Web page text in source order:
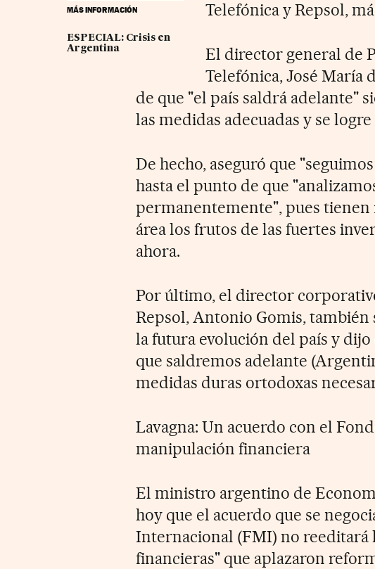
MÁS INFORMACIÓN
ESPECIAL: Crisis en
Argentina
Telefónica y Repsol,
El director general de
Telefónica, José María
de que "el país saldrá adelante"
las medidas adecuadas y se
De hecho, aseguró que
hasta el punto de que
permanentemente", pues
área los frutos de las fuertes
ahora.
Por último, el director
Repsol, Antonio Gomis,
la futura evolución del país y
que saldremos adelante
medidas duras ortodoxas
Lavagna: Un acuerdo con el
manipulación financiera
El ministro argentino de
hoy que el acuerdo que se
Internacional (FMI) no reeditará
financieras" que aplazaron